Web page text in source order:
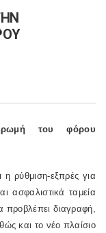
του φόρου
η ρύθμιση-εξπρές για
ασφαλιστικά ταμεία
προβλέπει διαγραφή,
και το νέο πλαίσιο